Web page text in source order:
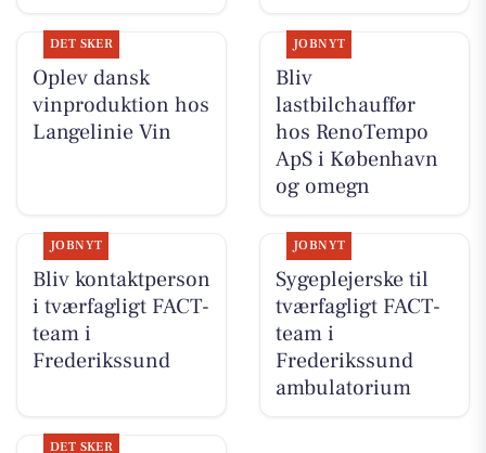
DET SKER
Oplev dansk
vinproduktion hos
Langelinie Vin
JOBNYT
Bliv
lastbilchauffør
hos RenoTempo
ApS i København
og omegn
JOBNYT
Bliv kontaktperson
i tværfagligt FACT-
team i
Frederikssund
JOBNYT
Sygeplejerske til
tværfagligt FACT-
team i
Frederikssund
ambulatorium
DET SKER